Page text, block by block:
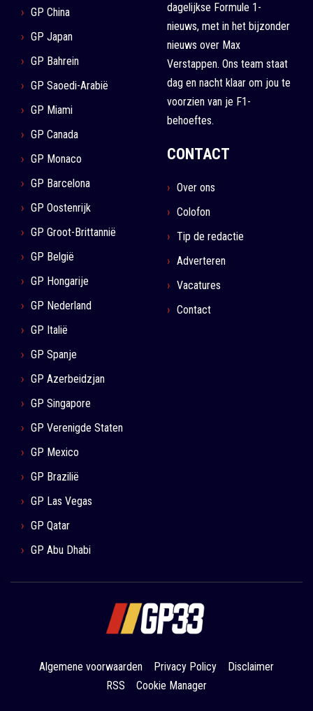
GP China
GP Japan
GP Bahrein
GP Saoedi-Arabië
GP Miami
GP Canada
GP Monaco
GP Barcelona
GP Oostenrijk
GP Groot-Brittannië
GP België
GP Hongarije
GP Nederland
GP Italië
GP Spanje
GP Azerbeidzjan
GP Singapore
GP Verenigde Staten
GP Mexico
GP Brazilië
GP Las Vegas
GP Qatar
GP Abu Dhabi
dagelijkse Formule 1-
nieuws, met in het bijzonder
nieuws over Max
Verstappen. Ons team staat
dag en nacht klaar om jou te
voorzien van je F1-
behoeftes.
CONTACT
Over ons
Colofon
Tip de redactie
Adverteren
Vacatures
Contact
Algemene voorwaarden Privacy Policy
Disclaimer
RSS
Cookie Manager